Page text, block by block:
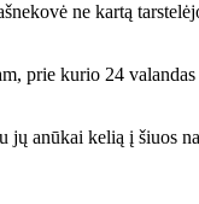
ne kar­tą
prie ku­rio 24
anū­kai ke­lią į šiuos